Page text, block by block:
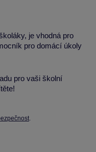
je vhodná pro
pro domácí úkoly
pro vaši školní
.